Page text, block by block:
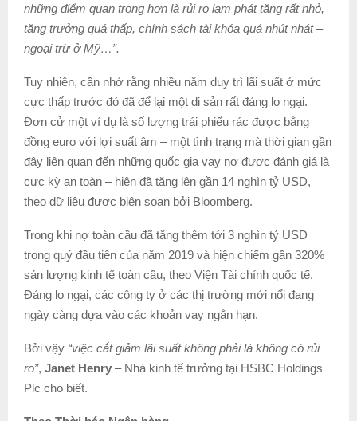
những điểm quan trọng hơn là rủi ro lạm phát tăng rất nhỏ,
tăng trưởng quá thấp, chính sách tài khóa quá nhút nhát –
ngoại trừ ở Mỹ…”.
Tuy nhiên, cần nhớ rằng nhiều năm duy trì lãi suất ở mức
cực thấp trước đó đã để lại một di sản rất đáng lo ngại.
Đơn cử một ví dụ là số lượng trái phiếu rác được bằng
đồng euro với lợi suất âm – một tình trạng mà thời gian gần
đây liên quan đến những quốc gia vay nợ được đánh giá là
cực kỳ an toàn – hiện đã tăng lên gần 14 nghìn tỷ USD,
theo dữ liệu được biên soạn bởi Bloomberg.
Trong khi nợ toàn cầu đã tăng thêm tới 3 nghìn tỷ USD
trong quý đầu tiên của năm 2019 và hiện chiếm gần 320%
sản lượng kinh tế toàn cầu, theo Viện Tài chính quốc tế.
Đáng lo ngại, các công ty ở các thị trường mới nổi đang
ngày càng dựa vào các khoản vay ngắn hạn.
Bởi vậy “việc cắt giảm lãi suất không phải là không có rủi
ro”, Janet Henry – Nhà kinh tế trưởng tại HSBC Holdings
Plc cho biết.